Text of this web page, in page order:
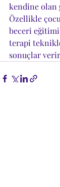
kendine olan
Özellikle
beceri eğitimi
terapi
sonuçlar